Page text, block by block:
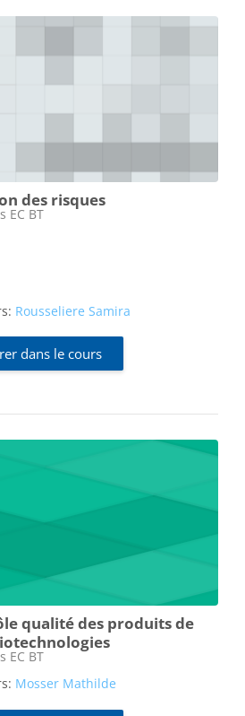
des risques
EC BT
Rousseliere Samira
dans le cours
qualité des produits de
EC BT
Mosser Mathilde